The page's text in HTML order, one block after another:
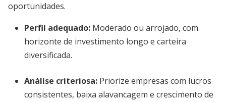
oportunidades.
Perfil adequado: Moderado ou arrojado, com
horizonte de investimento longo e carteira
diversificada.
Análise criteriosa: Priorize empresas com lucros
consistentes, baixa alavancagem e crescimento de